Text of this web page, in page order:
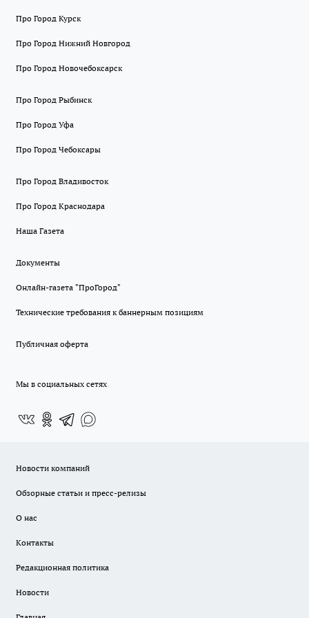
Про Город Курск
Про Город Нижний Новгород
Про Город Новочебоксарск
Про Город Рыбинск
Про Город Уфа
Про Город Чебоксары
Про Город Владивосток
Про Город Краснодара
Наша Газета
Документы
Онлайн-газета "ПроГород"
Технические требования к баннерным позициям
Публичная оферта
Мы в социальных сетях
Новости компаний
Обзорные статьи и пресс-релизы
О нас
Контакты
Редакционная политика
Новости